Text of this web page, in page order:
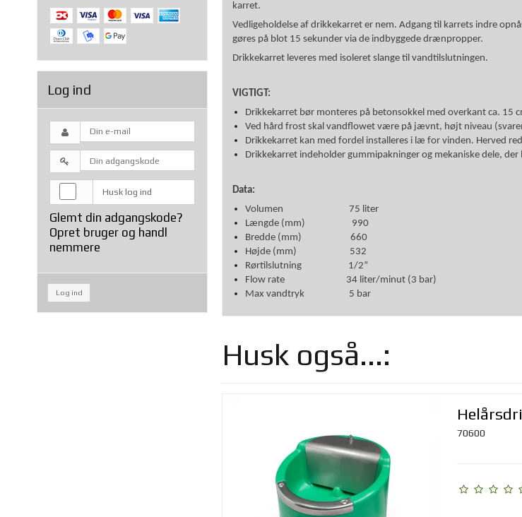
Log ind
Husk log ind
Glemt din adgangskode?
Opret bruger og handl
nemmere
Log ind
karret.
Vedligeholdelse af drikkekarret er nem. Adgang til karrets indre
gøres på blot 15 sekunder via de indbyggede drænpropper.
Drikkekarret leveres med isoleret slange til vandtilslutningen.
VIGTIGT:
Drikkekarret bør monteres på betonsokkel med overkant ca. 15
Ved hård frost skal vandflowet være på jævnt, højt niveau
Drikkekarret kan med fordel installeres i læ for vinden. Herved
Drikkekarret indeholder gummipakninger og mekaniske dele,
Data:
Volumen 75 liter
Længde (mm) 990
Bredde (mm) 660
Højde (mm) 532
Rørtilslutning 1/2”
Flow rate 34 liter/minut (3 bar)
Max vandtryk 5 bar
Husk også...:
70600